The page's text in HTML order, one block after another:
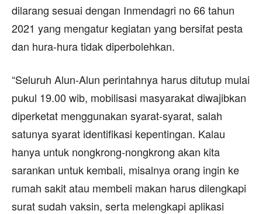
dilarang sesuai dengan Inmendagri no 66 tahun
2021 yang mengatur kegiatan yang bersifat pesta
dan hura-hura tidak diperbolehkan.
“Seluruh Alun-Alun perintahnya harus ditutup mulai
pukul 19.00 wib, mobilisasi masyarakat diwajibkan
diperketat menggunakan syarat-syarat, salah
satunya syarat identifikasi kepentingan. Kalau
hanya untuk nongkrong-nongkrong akan kita
sarankan untuk kembali, misalnya orang ingin ke
rumah sakit atau membeli makan harus dilengkapi
surat sudah vaksin, serta melengkapi aplikasi